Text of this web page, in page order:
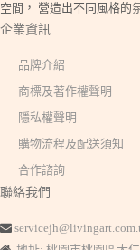
空間， 營造出不同風格的
企業資訊
品牌介紹
商標及著作權聲明
隱私權聲明
購物流程及配送須知
合作諮詢
聯絡我們